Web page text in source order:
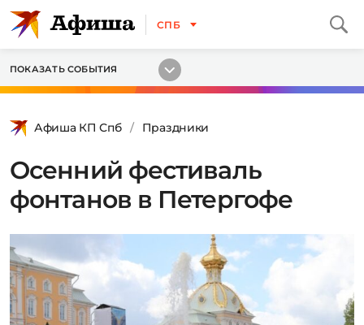
СПБ
ПОКАЗАТЬ СОБЫТИЯ
Афиша КП Спб Праздники
Осенний фестиваль
фонтанов в Петергофе